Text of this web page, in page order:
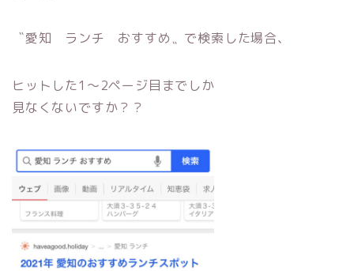
〝愛知 ランチ おすすめ〟で検索した場合、
ヒットした1〜2ページ目までしか
見なくないですか？？